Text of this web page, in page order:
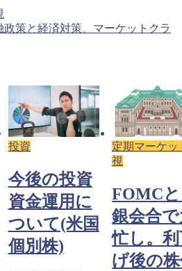
政策と経済対策、マーケットクラ
投資
今後の投資
資金運用に
ついて(米国
個別株)
定期マーケッ
視
FOMC
銀会合
忙し。
げ後の